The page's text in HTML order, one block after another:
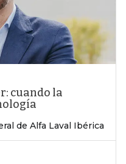
cuando la
de Alfa Laval Ibérica